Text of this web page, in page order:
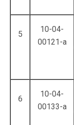
5
10-04-
00121-а
6
10-04-
00133-а